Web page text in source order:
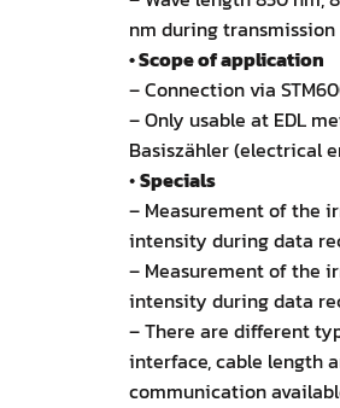
nm during transmission
• Scope of application
– Connection via
– Only usable at EDL
Basiszähler (electrical
•Specials
– Measurement of the
intensity during data
– Measurement of the
intensity during data
– There are different
interface, cable length
communication